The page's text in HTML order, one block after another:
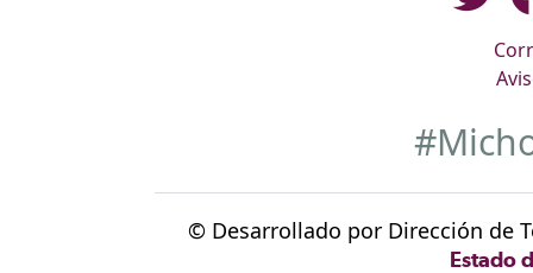
© Desarrollado por Dirección de
Estado